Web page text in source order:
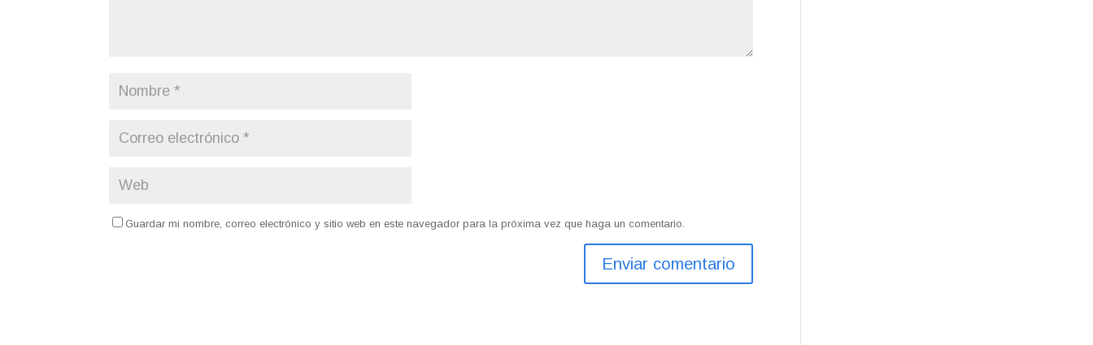
Guardar mi nombre, correo electrónico y sitio web en este navegador para la próxima vez que haga un comentario.